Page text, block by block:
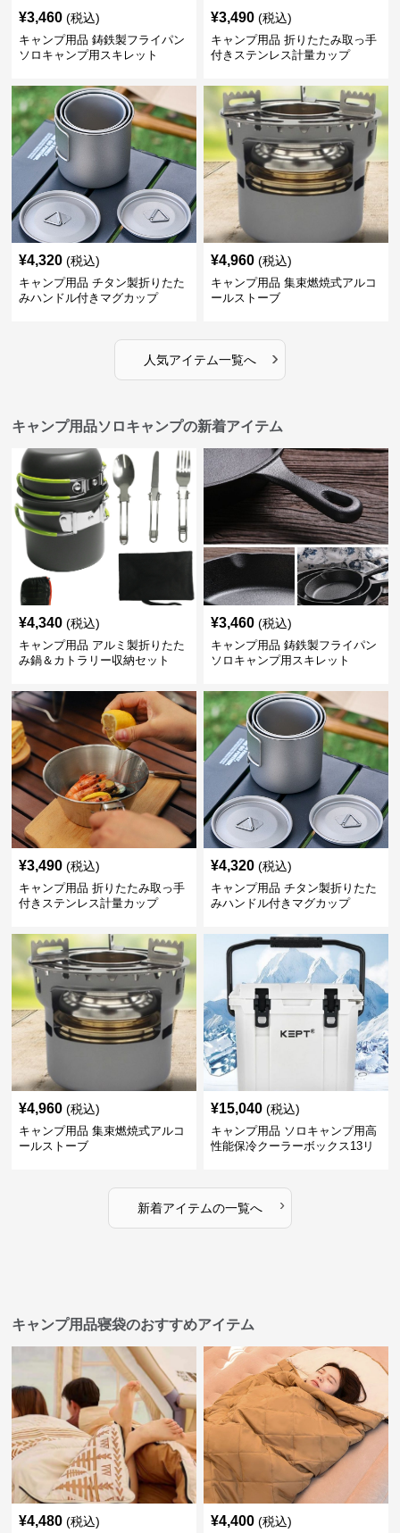
¥3,460 (税込)
キャンプ用品 鋳鉄製フライパン
ソロキャンプ用スキレット
¥3,490 (税込)
キャンプ用品 折りたたみ取っ手
付きステンレス計量カップ
¥4,320 (税込)
キャンプ用品 チタン製折りたた
みハンドル付きマグカップ
¥4,960 (税込)
キャンプ用品 集束燃焼式アルコ
ールストーブ
人気アイテム一覧へ ›
キャンプ用品ソロキャンプの新着アイテム
¥4,340 (税込)
キャンプ用品 アルミ製折りたた
み鍋＆カトラリー収納セット
¥3,460 (税込)
キャンプ用品 鋳鉄製フライパン
ソロキャンプ用スキレット
¥3,490 (税込)
キャンプ用品 折りたたみ取っ手
付きステンレス計量カップ
¥4,320 (税込)
キャンプ用品 チタン製折りたた
みハンドル付きマグカップ
¥4,960 (税込)
キャンプ用品 集束燃焼式アルコ
ールストーブ
¥15,040 (税込)
キャンプ用品 ソロキャンプ用高
性能保冷クーラーボックス13リ
新着アイテムの一覧へ ›
キャンプ用品寝袋のおすすめアイテム
¥4,480 (税込) ¥4,400 (税込)